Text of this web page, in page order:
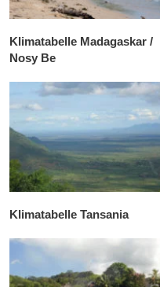
Klimatabelle Madagaskar /
Nosy Be
Klimatabelle Tansania